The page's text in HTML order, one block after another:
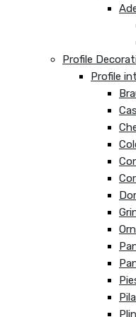
Profile
Profile